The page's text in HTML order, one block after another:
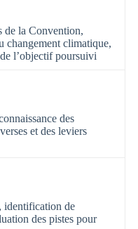
de la Convention,
changement climatique,
l’objectif poursuivi
des
et des leviers
identification de
des pistes pour